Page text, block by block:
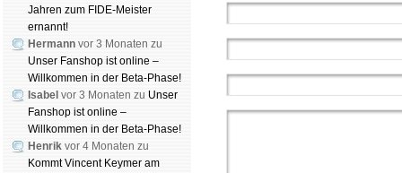
Jahren zum FIDE-Meister
ernannt!
Hermann vor 3 Monaten zu
Unser Fanshop ist online –
Willkommen in der Beta-Phase!
Isabel vor 3 Monaten zu Unser
Fanshop ist online –
Willkommen in der Beta-Phase!
Henrik vor 4 Monaten zu
Kommt Vincent Keymer am